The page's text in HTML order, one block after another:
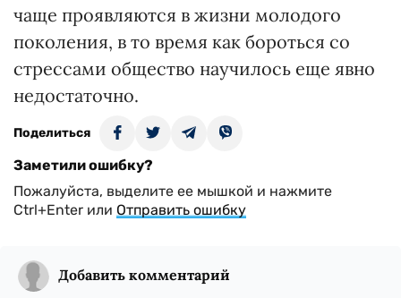
чаще проявляются в жизни молодого
поколения, в то время как бороться со
стрессами общество научилось еще явно
недостаточно.
Поделиться
Заметили ошибку?
Пожалуйста, выделите ее мышкой и нажмите
Ctrl+Enter или Отправить ошибку
Добавить комментарий